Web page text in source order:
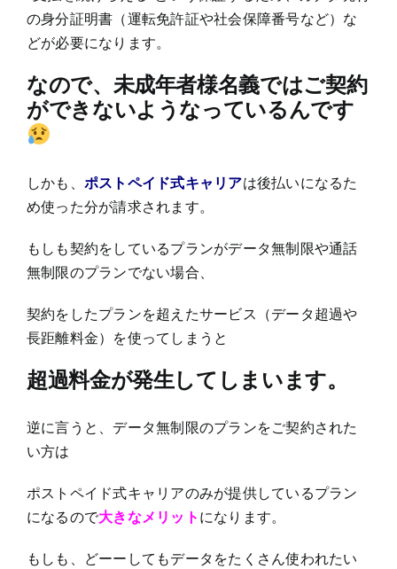
の身分証明書（運転免許証や社会保障番号など）な
どが必要になります。
なので、未成年者様名義ではご契約
ができないようなっているんです
しかも、 ポストペイド式キャリアは後払いになるた
め使った分が請求されます。
もしも契約をしているプランがデータ無制限や通話
無制限のプランでない場合、
契約をしたプランを超えたサービス（データ超過や
長距離料金）を使ってしまうと
超過料金が発生してしまいます。
逆に言うと、データ無制限のプランをご契約された
い方は
ポストペイド式キャリアのみが提供しているプラン
になるので大きなメリット になります。
もしも、どーーしてもデータをたくさん使われたい